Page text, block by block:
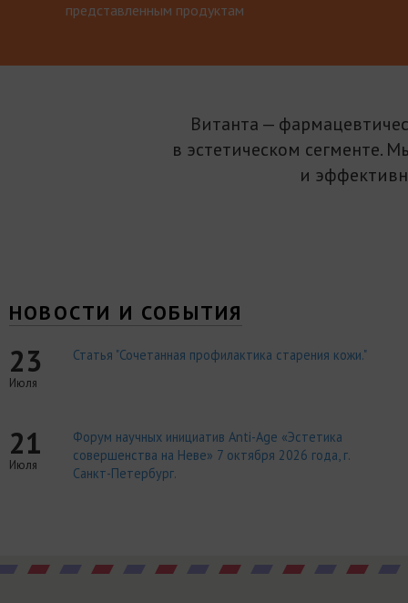
представленным продуктам
Витанта —
в эстетическом сегменте.
и
НОВОСТИ И СОБЫТИЯ
23
Июля
Статья "Сочетанная профилактика старения кожи."
21
Июля
Форум научных инициатив Anti-Age «Эстетика
совершенства на Неве» 7 октября 2026 года, г.
Санкт-Петербург.